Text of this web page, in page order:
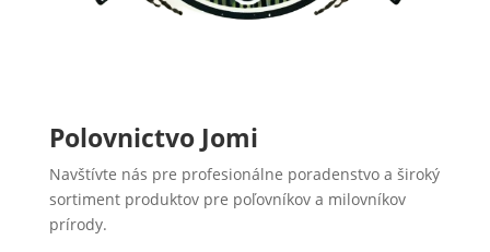
Polovnictvo Jomi
Navštívte nás pre profesionálne poradenstvo a široký
sortiment produktov pre poľovníkov a milovníkov
prírody.